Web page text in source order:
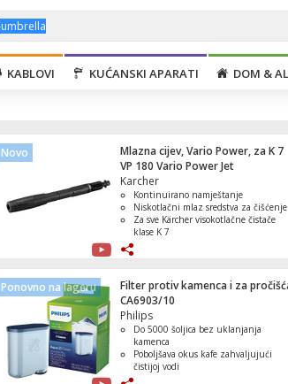
KABLOVI KUĆANSKI APARATI DOM &
Novo
Mlazna cijev, Vario Power, za K 7
VP 180 Vario Power Jet
Karcher
Kontinuirano namještanje
Niskotlačni mlaz sredstva za čišćenje
Za sve Kärcher visokotlačne čistače
klase K 7
Ponovno na lageru
Filter protiv kamenca i za
CA6903/10
Philips
Do 5000 šoljica bez uklanjanja
kamenca
Poboljšava okus kafe zahvaljujući
čistijoj vodi